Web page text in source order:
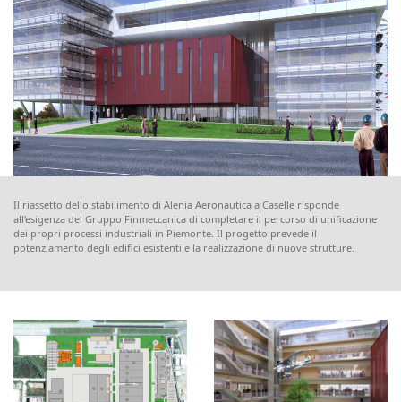
Il riassetto dello stabilimento di Alenia Aeronautica a Caselle risponde
all’esigenza del Gruppo Finmeccanica di completare il percorso di unificazione
dei propri processi industriali in Piemonte. Il progetto prevede il
potenziamento degli edifici esistenti e la realizzazione di nuove strutture.